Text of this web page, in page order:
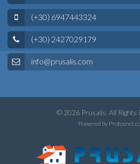
(+30) 6947443324
(+30) 2427029179
info@prusalis.com
© 2026 Prusalis. All Rights
Powered by